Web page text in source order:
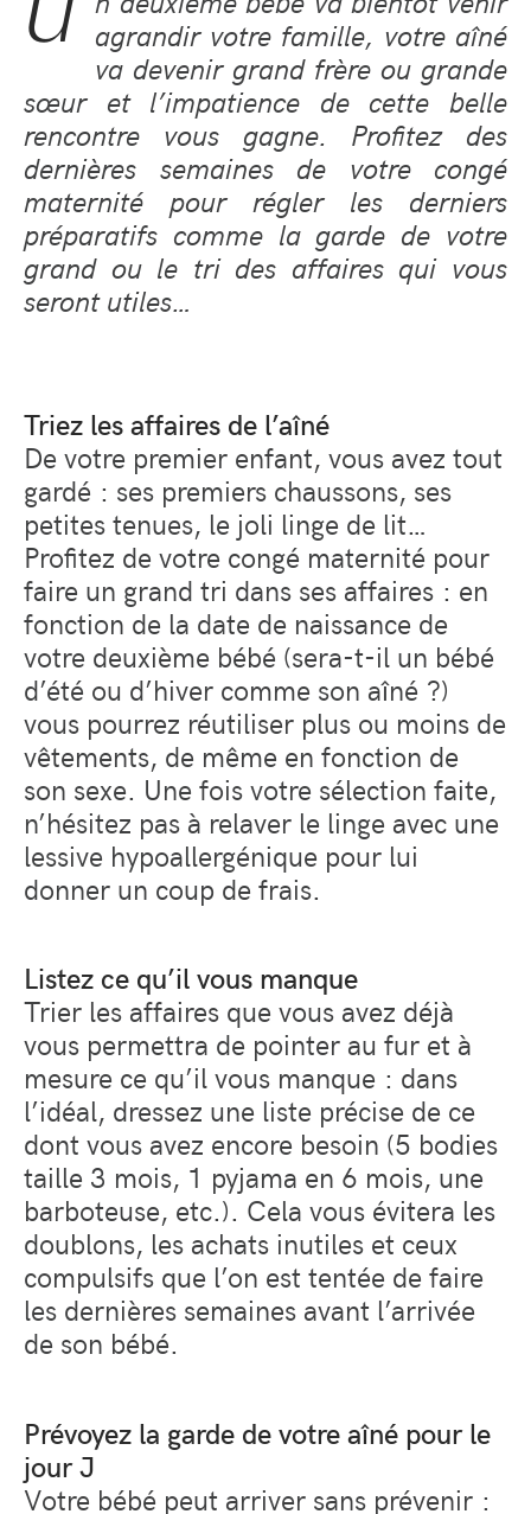
U agrandir votre famille, votre aîné
va devenir grand frère ou grande
sœur et l’impatience de cette belle
rencontre vous gagne. Profitez des
dernières semaines de votre congé
maternité pour régler les derniers
préparatifs comme la garde de votre
grand ou le tri des affaires qui vous
seront utiles…
Triez les affaires de l’aîné
De votre premier enfant, vous avez tout
gardé : ses premiers chaussons, ses
petites tenues, le joli linge de lit…
Profitez de votre congé maternité pour
faire un grand tri dans ses affaires : en
fonction de la date de naissance de
votre deuxième bébé (sera-t-il un bébé
d’été ou d’hiver comme son aîné ?)
vous pourrez réutiliser plus ou moins de
vêtements, de même en fonction de
son sexe. Une fois votre sélection faite,
n’hésitez pas à relaver le linge avec une
lessive hypoallergénique pour lui
donner un coup de frais.
Listez ce qu’il vous manque
Trier les affaires que vous avez déjà
vous permettra de pointer au fur et à
mesure ce qu’il vous manque : dans
l’idéal, dressez une liste précise de ce
dont vous avez encore besoin (5 bodies
taille 3 mois, 1 pyjama en 6 mois, une
barboteuse, etc.). Cela vous évitera les
doublons, les achats inutiles et ceux
compulsifs que l’on est tentée de faire
les dernières semaines avant l’arrivée
de son bébé.
Prévoyez la garde de votre aîné pour le
jour J
Votre bébé peut arriver sans prévenir :